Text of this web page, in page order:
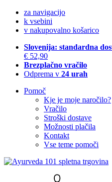
za navigacijo
k vsebini
v nakupovalno košarico
Slovenija: standardna
€ 52,90
Brezplačno vračilo
Odprema v 24 urah
Pomoč
Kje je moje naročilo?
Vračilo
Stroški dostave
Možnosti plačila
Kontakt
Vse teme pomoči